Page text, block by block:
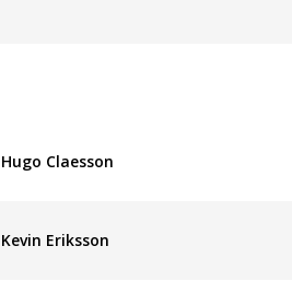
Hugo Claesson
Kevin Eriksson